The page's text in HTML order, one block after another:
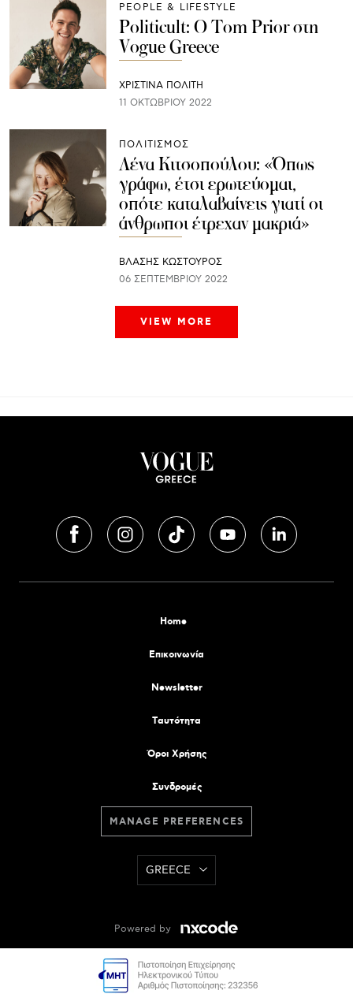
PEOPLE & LIFESTYLE
Politicult: O Tom Prior στη
Vogue Greece
ΧΡΙΣΤΙΝΑ ΠΟΛΙΤΗ
11 ΟΚΤΩΒΡΊΟΥ 2022
ΠΟΛΙΤΙΣΜΟΣ
Λένα Κιτσοπούλου: «Όπως
γράφω, έτσι ερωτεύομαι,
οπότε καταλαβαίνεις γιατί οι
άνθρωποι έτρεχαν μακριά»
ΒΛΑΣΗΣ ΚΩΣΤΟΥΡΟΣ
06 ΣΕΠΤΕΜΒΡΊΟΥ 2022
VIEW MORE
Home
Επικοινωνία
Newsletter
Tαυτότητα
Όροι Χρήσης
Συνδρομές
MANAGE PREFERENCES
GREECE
Powered by